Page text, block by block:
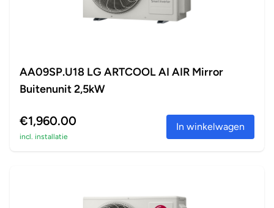
AA09SP.U18 LG ARTCOOL AI AIR Mirror
Buitenunit 2,5kW
€1,960.00
incl. installatie
In winkelwagen